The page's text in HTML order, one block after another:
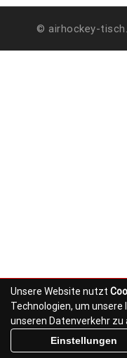
© airhockey-
Unsere Website nutzt
Technologien, um unsere
unseren Datenverkehr zu
Einstellungen